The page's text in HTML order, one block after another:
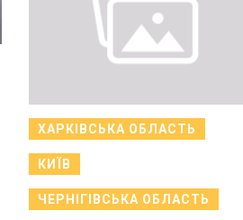
ХАРКІВСЬКА ОБЛАСТЬ
КИЇВ
ЧЕРНІГІВСЬКА ОБЛАСТЬ